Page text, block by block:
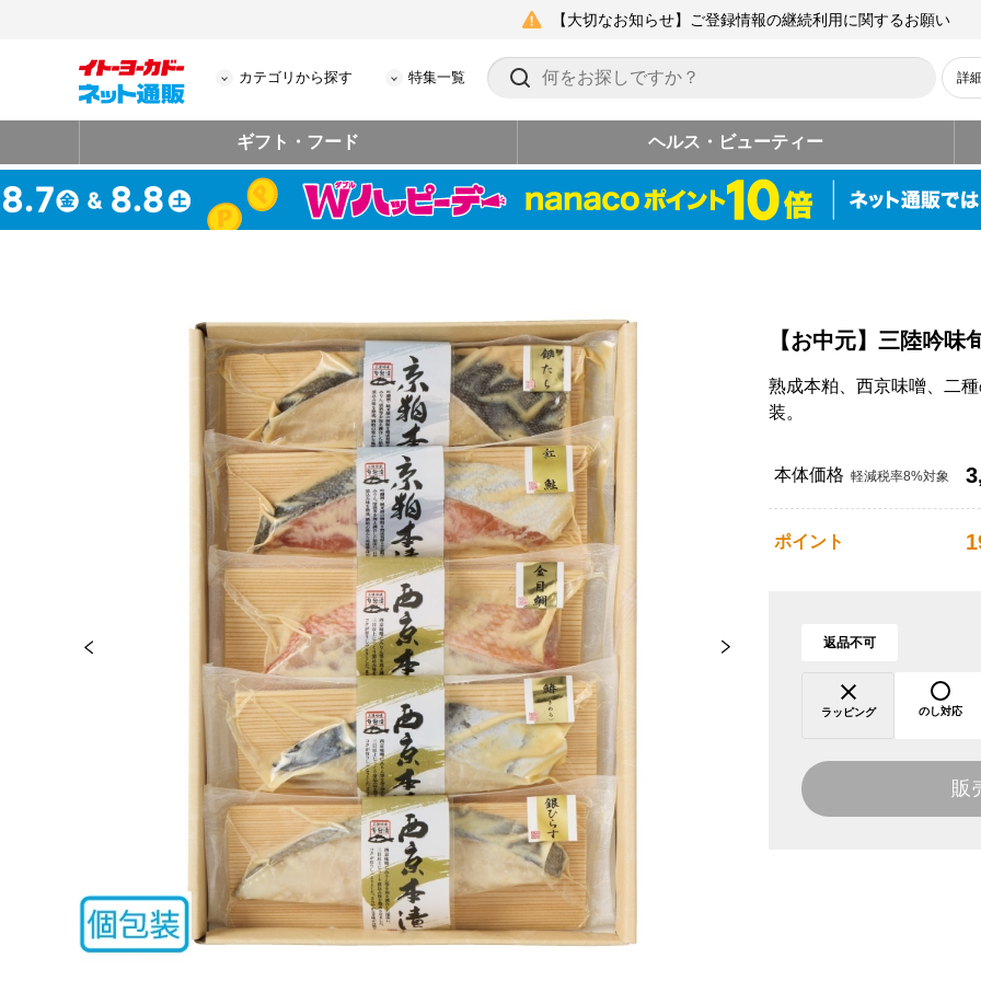
【大切なお知らせ】ご登録情報の継続利用に関するお願い
カテゴリから探す 特集一覧 詳
ギフト・フード ヘルス・ビューティー
【お中元】三陸吟
熟成本粕、西京味噌、二
装。
本体価格 軽減税率8%対象
ポイント
返品不可
ラッピング のし対応
販